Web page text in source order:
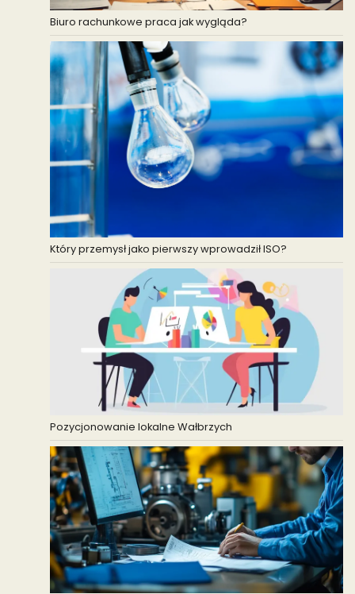
Biuro rachunkowe praca jak wygląda?
Który przemysł jako pierwszy wprowadził ISO?
Pozycjonowanie lokalne Wałbrzych